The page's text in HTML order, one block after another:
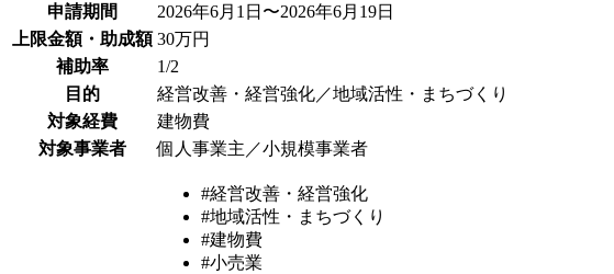
申請期間
2026年6月1日〜2026年6月19日
上限金額・助成額 30万円
補助率
1/2
目的
経営改善・経営強化／地域活性・まちづくり
対象経費
建物費
対象事業者
個人事業主／小規模事業者
#経営改善・経営強化
#地域活性・まちづくり
#建物費
#小売業